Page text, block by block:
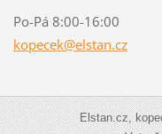
Po-Pá 8:00-16:00
kopecek@elstan.cz
Elstan.cz,